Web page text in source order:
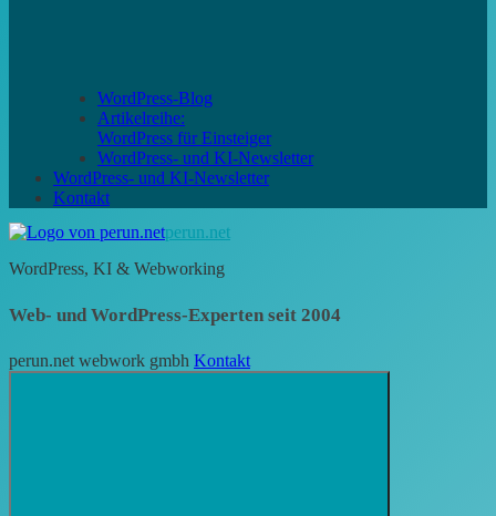
WordPress-Blog
Artikelreihe:
WordPress für Einsteiger
WordPress- und KI-Newsletter
WordPress- und KI-Newsletter
Kontakt
perun.net
WordPress, KI & Webworking
Web- und WordPress-Experten seit 2004
perun.net webwork gmbh Kontakt